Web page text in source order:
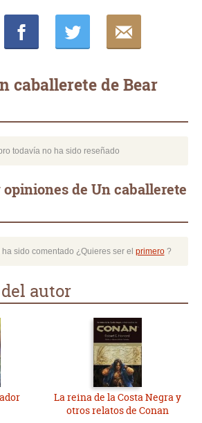
caballerete de Bear
todavía no ha sido reseñado
de Un caballerete
sido comentado ¿Quieres ser el primero?
autor
La reina de la Costa Negra y
otros relatos de Conan